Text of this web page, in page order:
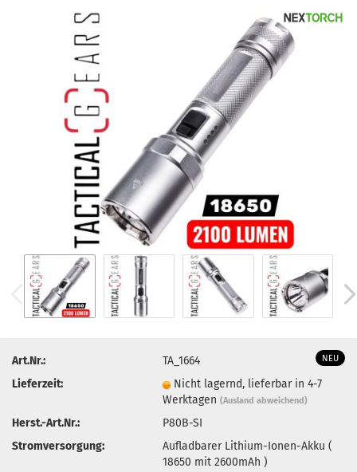
NEU
Art.Nr.:
TA_1664
Lieferzeit:
Nicht lagernd, lieferbar in 4-7
Werktagen(Ausland abweichend)
Herst.-Art.Nr.:
P80B-SI
Stromversorgung:
Aufladbarer Lithium-Ionen-Akku (
18650 mit 2600mAh )